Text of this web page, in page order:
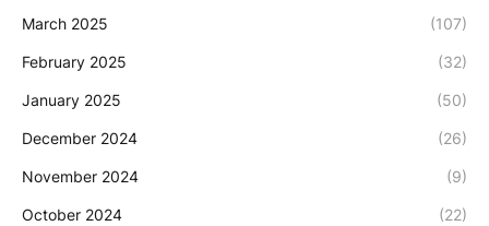
March 2025 (107)
February 2025 (32)
January 2025 (50)
December 2024 (26)
November 2024 (9)
October 2024 (22)